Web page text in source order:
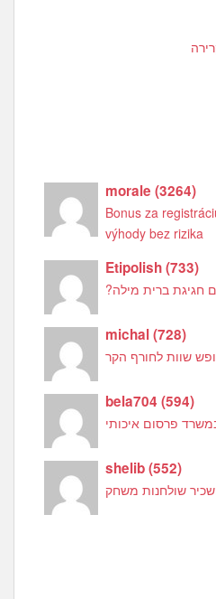
morale(3264)
Bonus za
výhody bez rizika
Etipolish(733)
חגיגת ברית מילה?
michal(728)
שוות לחורף הקר
bela704(594)
פרסום איכותי
shelib(552)
שולחנות משחק